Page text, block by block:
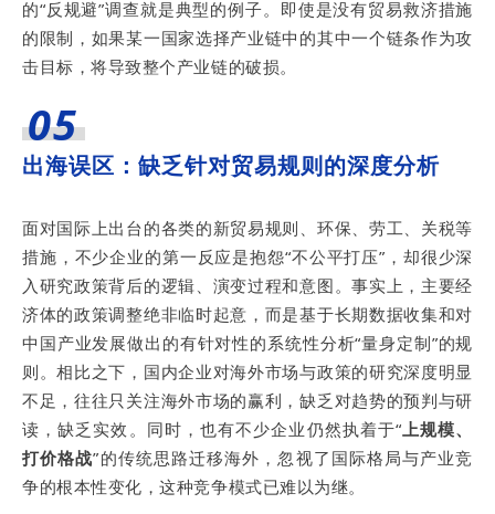
的“反规避”调查就是典型的例子。即使是没有贸易救济措施
的限制，如果某一国家选择产业链中的其中一个链条作为攻
击目标，将导致整个产业链的破损。
05
出海误区：缺乏针对贸易规则的深度分析
面对国际上出台的各类的新贸易规则、环保、劳工、关税等
措施，不少企业的第一反应是抱怨“不公平打压”，却很少深
入研究政策背后的逻辑、演变过程和意图。事实上，主要经
济体的政策调整绝非临时起意，而是基于长期数据收集和对
中国产业发展做出的有针对性的系统性分析“量身定制”的规
则。相比之下，国内企业对海外市场与政策的研究深度明显
不足，往往只关注海外市场的赢利，缺乏对趋势的预判与研
读，缺乏实效。同时，也有不少企业仍然执着于“上规模、
打价格战”的传统思路迁移海外，忽视了国际格局与产业竞
争的根本性变化，这种竞争模式已难以为继。